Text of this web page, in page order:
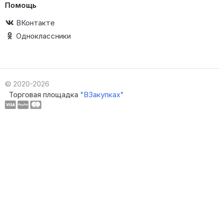
Помощь
ВКонтакте
Одноклассники
© 2020-2026
Торговая площадка "ВЗакупках"